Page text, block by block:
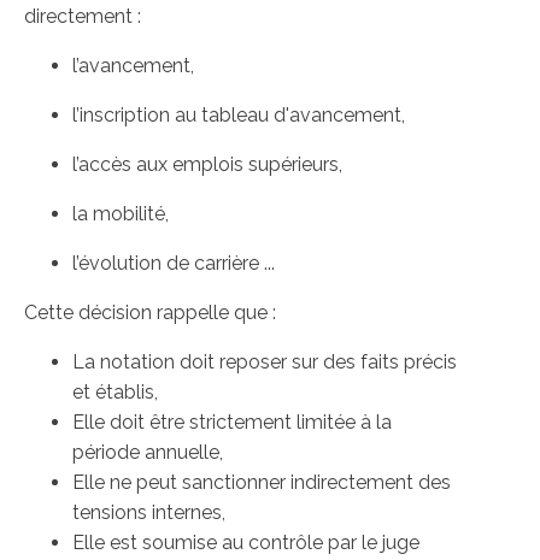
directement :
l’avancement,
l’inscription au tableau d'avancement,
l’accès aux emplois supérieurs,
la mobilité,
l’évolution de carrière ...
Cette décision rappelle que :
La notation doit reposer sur des faits précis
et établis,
Elle doit être strictement limitée à la
période annuelle,
Elle ne peut sanctionner indirectement des
tensions internes,
Elle est soumise au contrôle par le juge